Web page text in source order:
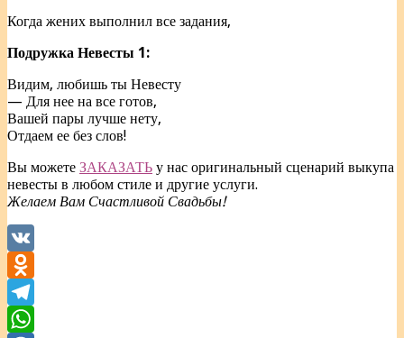
Когда жених выполнил все задания,
Подружка Невесты 1:
Видим, любишь ты Невесту
— Для нее на все готов,
Вашей пары лучше нету,
Отдаем ее без слов!
Вы можете ЗАКАЗАТЬ у нас оригинальный сценарий выкупа
невесты в любом стиле и другие услуги.
Желаем Вам Счастливой Свадьбы!
VK
Odnoklassniki
Telegram